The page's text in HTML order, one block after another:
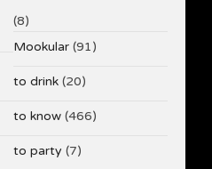
(8)
Mookular (91)
to drink (20)
to know (466)
to party (7)